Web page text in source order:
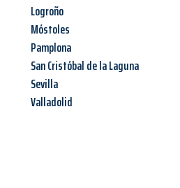
Logroño
Móstoles
Pamplona
San Cristóbal de la Laguna
Sevilla
Valladolid